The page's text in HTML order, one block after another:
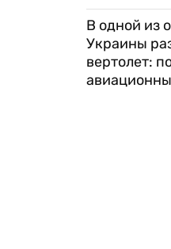
В одной из
Украины
вертолет: